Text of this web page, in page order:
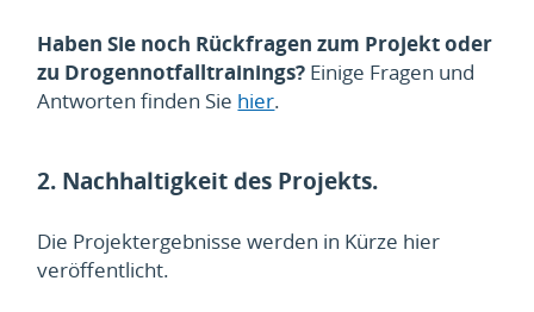
Haben Sie noch Rückfragen zum Projekt oder
zu Drogennotfalltrainings? Einige Fragen und
Antworten finden Sie hier.
2. Nachhaltigkeit des Projekts.
Die Projektergebnisse werden in Kürze hier
veröffentlicht.